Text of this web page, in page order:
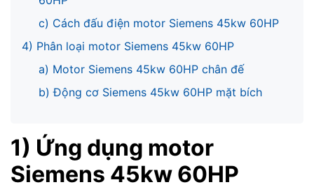
c) Cách đấu điện motor Siemens 45kw 60HP
4) Phân loại motor Siemens 45kw 60HP
a) Motor Siemens 45kw 60HP chân đế
b) Động cơ Siemens 45kw 60HP mặt bích
1) Ứng dụng motor
Siemens 45kw 60HP